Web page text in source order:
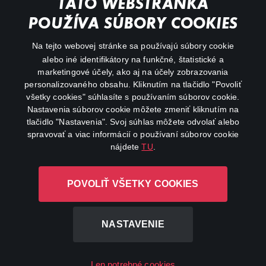
POUŽÍVA SÚBORY COOKIES
Na tejto webovej stránke sa používajú súbory cookie
alebo iné identifikátory na funkčné, štatistické a
marketingové účely, ako aj na účely zobrazovania
personalizovaného obsahu. Kliknutím na tlačidlo "Povoliť
všetky cookies" súhlasíte s používaním súborov cookie.
Nastavenia súborov cookie môžete zmeniť kliknutím na
tlačidlo "Nastavenia". Svoj súhlas môžete odvolať alebo
spravovať a viac informácií o používaní súborov cookie
nájdeteTU
POVOLIŤ VŠETKY COOKIES
NASTAVENIE
O aplikácii Canal+
Canal+ Luxembourg S. à r.l. so sídlom Rue Albert Borschette 4,